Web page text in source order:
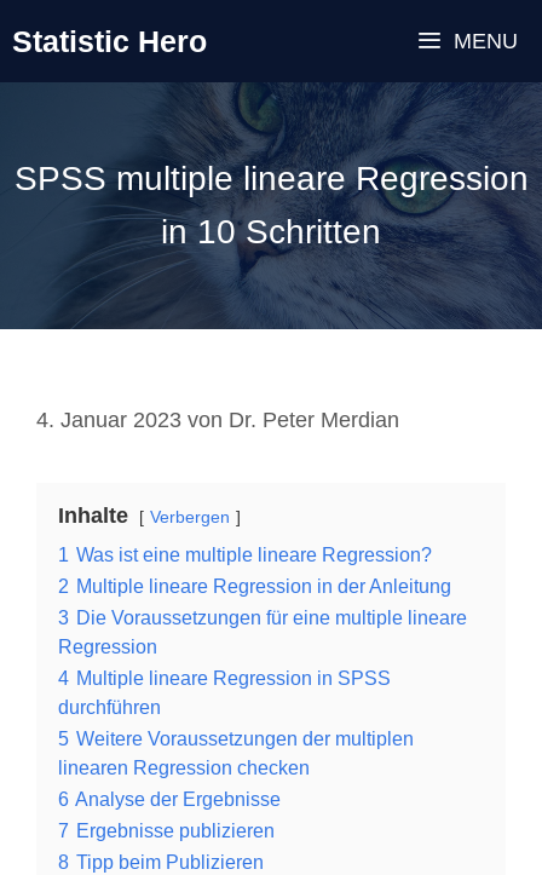
Inhalt
springen
Statistic Hero MENU
SPSS multiple lineare Regression
in 10 Schritten
4. Januar 2023 von Dr. Peter Merdian
Inhalte Verbergen
1 Was ist eine multiple lineare Regression?
2 Multiple lineare Regression in der Anleitung
3 Die Voraussetzungen für eine multiple lineare
Regression
4 Multiple lineare Regression in SPSS
durchführen
5 Weitere Voraussetzungen der multiplen
linearen Regression checken
6 Analyse der Ergebnisse
7 Ergebnisse publizieren
8 Tipp beim Publizieren